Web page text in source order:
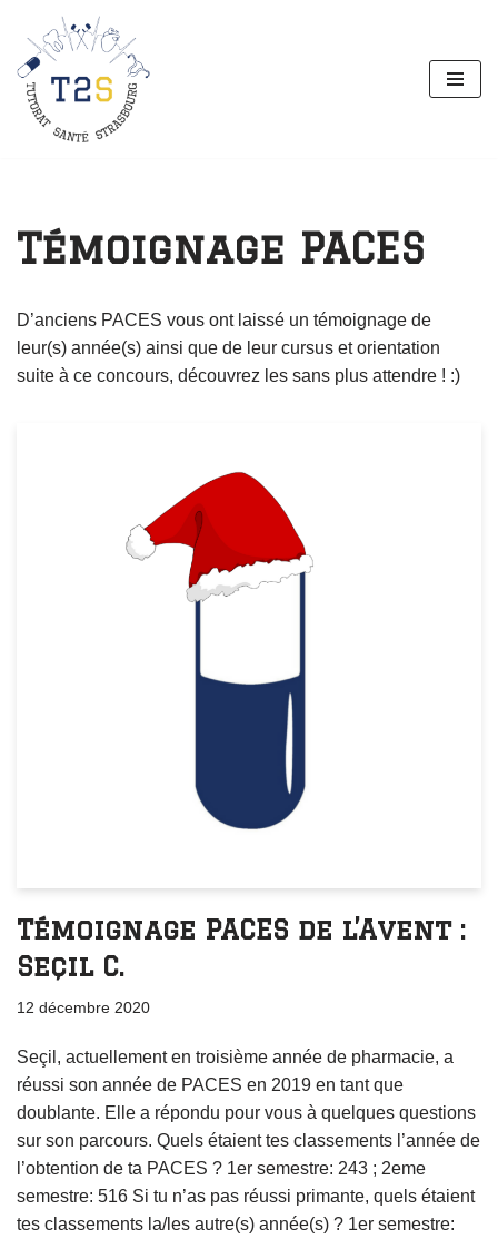
Aller
au
contenu
Témoignage PACES
D’anciens PACES vous ont laissé un témoignage de
leur(s) année(s) ainsi que de leur cursus et orientation
suite à ce concours, découvrez les sans plus attendre ! :)
Témoignage PACES de l’Avent :
Seçil C.
12 décembre 2020
Seçil, actuellement en troisième année de pharmacie, a
réussi son année de PACES en 2019 en tant que
doublante. Elle a répondu pour vous à quelques questions
sur son parcours. Quels étaient tes classements l’année de
l’obtention de ta PACES ? 1er semestre: 243 ; 2eme
semestre: 516 Si tu n’as pas réussi primante, quels étaient
tes classements la/les autre(s) année(s) ? 1er semestre: